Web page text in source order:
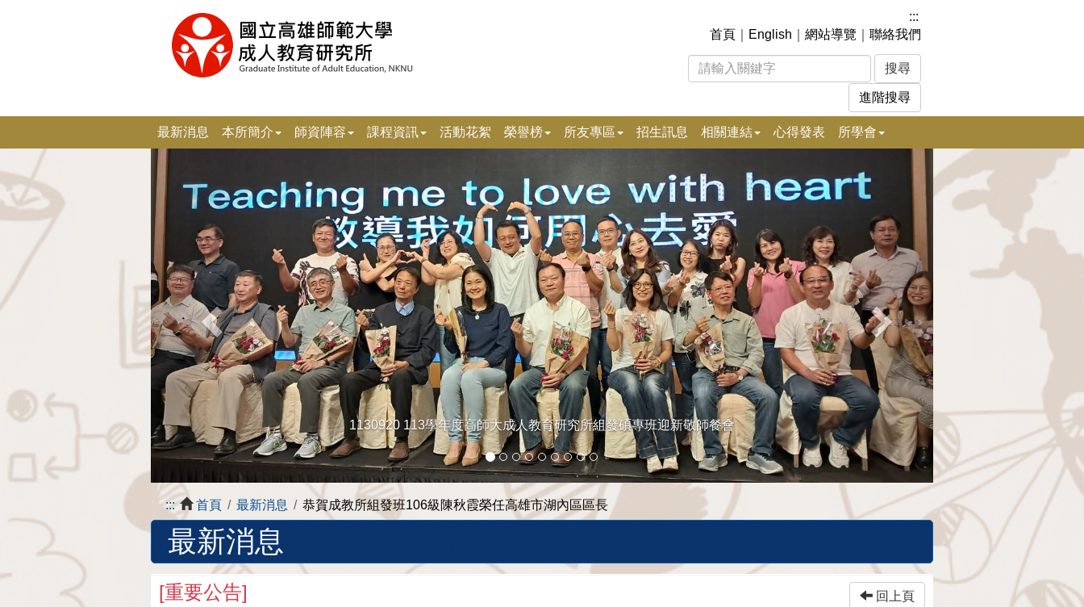
區
塊
:::
首頁｜ English 網站導覽 聯絡我們
進階搜尋
最新消息 本所簡介 師資陣容 課程資訊 活動花絮 榮譽榜 所友專區 招生訊息 相關連結 心得發表 所學會
1130920 113學年度高師大成人教育研究所組發碩專班迎新敬師餐會
一
張
張
::: 首頁 最新消息 恭賀成教所組發班106級陳秋霞榮任高雄市湖內區區長
最新消息
[重要公告]
回上頁